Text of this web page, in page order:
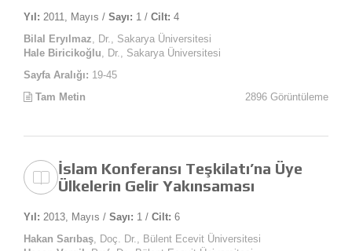
Yıl: 2011, Mayıs / Sayı: 1 / Cilt: 4
Bilal Eryılmaz , Dr., Sakarya Üniversitesi
Hale Biricikoğlu , Dr., Sakarya Üniversitesi
Sayfa Aralığı: 19-45
Tam Metin
2896 Görüntüleme
İslam Konferansı Teşkilatı’na Üye
Ülkelerin Gelir Yakınsaması
Yıl: 2013, Mayıs / Sayı: 1 / Cilt: 6
Hakan Sarıbaş , Doç. Dr., Bülent Ecevit Üniversitesi